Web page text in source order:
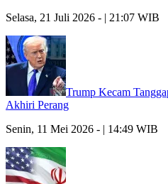
Selasa, 21 Juli 2026 - | 21:07 WIB
Trump Kecam
Akhiri Perang
Senin, 11 Mei 2026 - | 14:49 WIB